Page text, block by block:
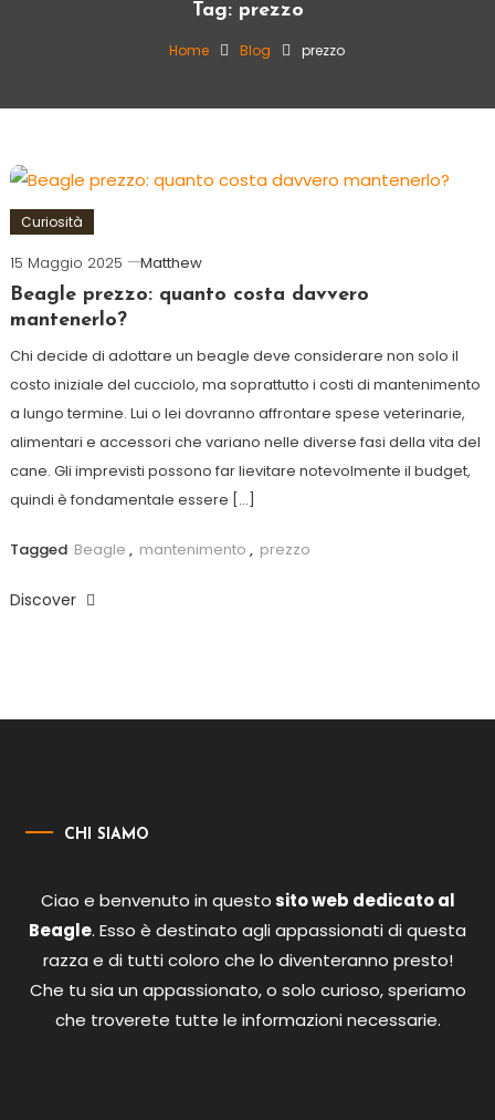
Tag: prezzo
Home Blog prezzo
Curiosità
15 Maggio 2025
Matthew
Beagle prezzo: quanto costa davvero
mantenerlo?
Chi decide di adottare un beagle deve considerare non solo il
costo iniziale del cucciolo, ma soprattutto i costi di mantenimento
a lungo termine. Lui o lei dovranno affrontare spese veterinarie,
alimentari e accessori che variano nelle diverse fasi della vita del
cane. Gli imprevisti possono far lievitare notevolmente il budget,
quindi è fondamentale essere […]
Tagged Beagle , mantenimento , prezzo
Discover
CHI SIAMO
Ciao e benvenuto in questosito web dedicato al
Beagle. Esso è destinato agli appassionati di questa
razza e di tutti coloro che lo diventeranno presto!
Che tu sia un appassionato, o solo curioso, speriamo
che troverete tutte le informazioni necessarie.